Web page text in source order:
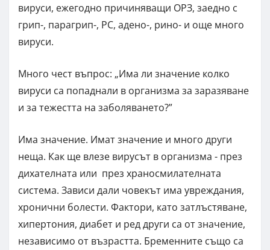
вируси, ежегодно причиняващи ОРЗ, заедно с
грип-, парагрип-, РС, адено-, рино- и още много
вируси.
Много чест въпрос: „Има ли значение колко
вируси са попаднали в организма за заразяване
и за тежестта на заболяването?”
Има значение. Имат значение и много други
неща. Как ще влезе вирусът в организма - през
дихателната или през храносмилателната
система. Зависи дали човекът има увреждания,
хронични болести. Фактори, като затлъстяване,
хипертония, диабет и ред други са от значение,
независимо от възрастта. Бременните също са